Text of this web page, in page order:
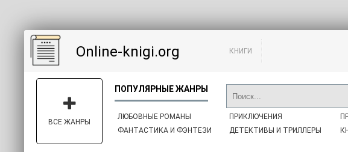
Online-knigi.org КНИГИ
ЛЮБОВНЫЕ РОМАНЫ
ФАНТАСТИКА И ФЭНТЕЗИ
ПРИКЛЮЧЕНИЯ
ДЕТЕКТИВЫ И ТРИЛЛЕРЫ
ВСЕ ЖАНРЫ